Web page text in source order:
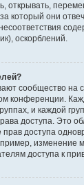
открывать,
который они
оскорблений.
сообщество на
конференции.
и каждой
доступа. Это
доступа
изменение
доступа к